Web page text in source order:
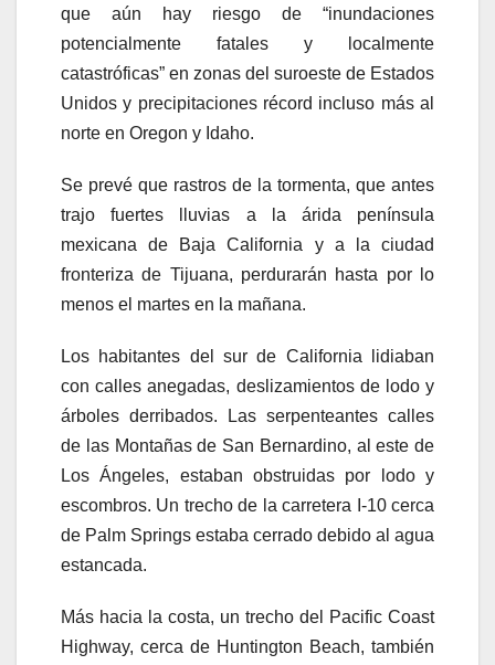
que aún hay riesgo de “inundaciones
potencialmente fatales y localmente
catastróficas” en zonas del suroeste de Estados
Unidos y precipitaciones récord incluso más al
norte en Oregon y Idaho.
Se prevé que rastros de la tormenta, que antes
trajo fuertes lluvias a la árida península
mexicana de Baja California y a la ciudad
fronteriza de Tijuana, perdurarán hasta por lo
menos el martes en la mañana.
Los habitantes del sur de California lidiaban
con calles anegadas, deslizamientos de lodo y
árboles derribados. Las serpenteantes calles
de las Montañas de San Bernardino, al este de
Los Ángeles, estaban obstruidas por lodo y
escombros. Un trecho de la carretera I-10 cerca
de Palm Springs estaba cerrado debido al agua
estancada.
Más hacia la costa, un trecho del Pacific Coast
Highway, cerca de Huntington Beach, también